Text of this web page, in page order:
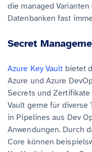
die managed
Datenbanken fast
Secret
Azure Key Vault bietet
Azure und Azure
Secrets und Zertifikate
Vault gerne für
in Pipelines aus Dev
Anwendungen. Durch
Core können